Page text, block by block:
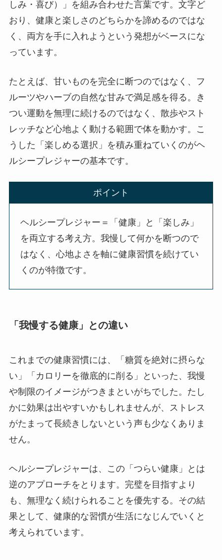
しみ・喜び）」を組み合わせた言葉です。文字ど
おり、健康と楽しさのどちらかを諦めるのではな
く、両方を手に入れようという発想がベースにな
っています。
たとえば、甘いものを完全に断つのではなく、フ
ルーツやハーブの自然な甘みで満足感を得る。き
つい運動を無理に続けるのではなく、散歩やスト
レッチなど心地よく動ける範囲で体を動かす。こ
うした「楽しめる選択」を積み重ねていくのがヘ
ルシープレジャーの基本です。
ポイント
ヘルシープレジャー＝「健康」と「楽しみ」
を両立する考え方。我慢して何かを断つので
はなく、心地よさを軸に健康習慣を続けてい
くのが特徴です。
「我慢する健康」との違い
これまでの健康習慣には、「糖質を絶対に摂らな
い」「カロリーを徹底的に削る」といった、我慢
や制限のイメージがつきまといがちでした。たし
かに効果は出やすいかもしれませんが、ストレス
がたまって長続きしないという声も少なくありま
せん。
ヘルシープレジャーは、この「つらい健康」とは
逆のアプローチをとります。完璧を目指すより
も、無理なく続けられることを優先する。その結
果として、健康的な習慣が生活になじんでいくと
考えられています。